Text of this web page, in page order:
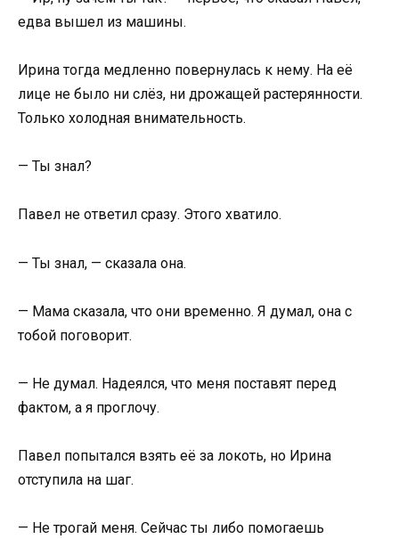
едва вышел из машины.
Ирина тогда медленно повернулась к нему. На её
лице не было ни слёз, ни дрожащей растерянности.
Только холодная внимательность.
— Ты знал?
Павел не ответил сразу. Этого хватило.
— Ты знал, — сказала она.
— Мама сказала, что они временно. Я думал, она с
тобой поговорит.
— Не думал. Надеялся, что меня поставят перед
фактом, а я проглочу.
Павел попытался взять её за локоть, но Ирина
отступила на шаг.
— Не трогай меня. Сейчас ты либо помогаешь